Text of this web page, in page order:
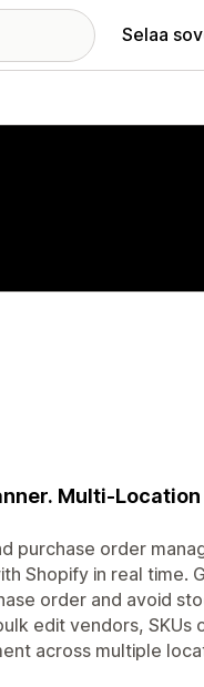
Selaa
Multi-
purchase order
Shopify in real time.
order and avoid
edit vendors,
across multiple